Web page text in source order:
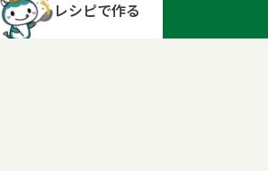
レシピで作る